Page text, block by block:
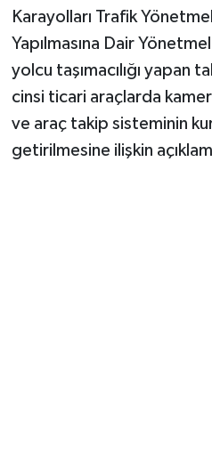
Karayolları Trafik
Yapılmasına Dair
yolcu taşımacılığı yapan
cinsi ticari araçlarda
ve araç takip sisteminin
getirilmesine ilişkin